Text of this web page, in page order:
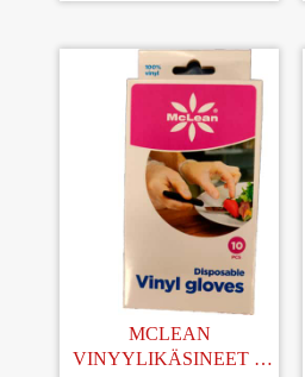
MCLEAN
VINYYLIKÄSINEET L